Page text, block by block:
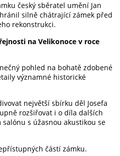
český sběratel umění Jan
silně chátrající zámek před
rekonstrukci.
na Velikonoce v roce
pohled na bohatě zdobené
významné historické
největší sbírku děl Josefa
rozšiřovat i o díla dalších
s úžasnou akustikou se
částí zámku.